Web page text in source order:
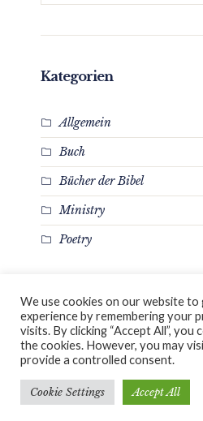
Kategorien
Allgemein
Buch
Bücher der Bibel
Ministry
Poetry
Home Blog Links
Datenschutzerklärung/
We use cookies on our website
experience by remembering your
visits. By clicking “Accept All”,
the cookies. However, you may
provide a controlled consent.
Cookie Settings Accept All